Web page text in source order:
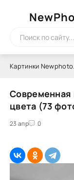
Картинки
Современная
цвета (73
23 апр 0